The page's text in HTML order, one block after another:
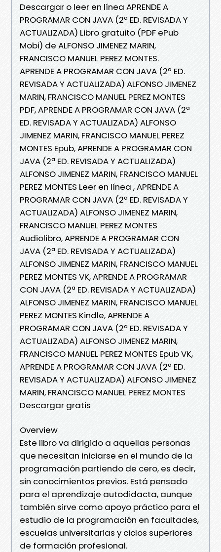
Descargar o leer en línea APRENDE A
PROGRAMAR CON JAVA (2ª ED. REVISADA Y
ACTUALIZADA) Libro gratuito (PDF ePub
Mobi) de ALFONSO JIMENEZ MARIN,
FRANCISCO MANUEL PEREZ MONTES.
APRENDE A PROGRAMAR CON JAVA (2ª ED.
REVISADA Y ACTUALIZADA) ALFONSO JIMENEZ
MARIN, FRANCISCO MANUEL PEREZ MONTES
PDF, APRENDE A PROGRAMAR CON JAVA (2ª
ED. REVISADA Y ACTUALIZADA) ALFONSO
JIMENEZ MARIN, FRANCISCO MANUEL PEREZ
MONTES Epub, APRENDE A PROGRAMAR CON
JAVA (2ª ED. REVISADA Y ACTUALIZADA)
ALFONSO JIMENEZ MARIN, FRANCISCO MANUEL
PEREZ MONTES Leer en línea , APRENDE A
PROGRAMAR CON JAVA (2ª ED. REVISADA Y
ACTUALIZADA) ALFONSO JIMENEZ MARIN,
FRANCISCO MANUEL PEREZ MONTES
Audiolibro, APRENDE A PROGRAMAR CON
JAVA (2ª ED. REVISADA Y ACTUALIZADA)
ALFONSO JIMENEZ MARIN, FRANCISCO MANUEL
PEREZ MONTES VK, APRENDE A PROGRAMAR
CON JAVA (2ª ED. REVISADA Y ACTUALIZADA)
ALFONSO JIMENEZ MARIN, FRANCISCO MANUEL
PEREZ MONTES Kindle, APRENDE A
PROGRAMAR CON JAVA (2ª ED. REVISADA Y
ACTUALIZADA) ALFONSO JIMENEZ MARIN,
FRANCISCO MANUEL PEREZ MONTES Epub VK,
APRENDE A PROGRAMAR CON JAVA (2ª ED.
REVISADA Y ACTUALIZADA) ALFONSO JIMENEZ
MARIN, FRANCISCO MANUEL PEREZ MONTES
Descargar gratis
Overview
Este libro va dirigido a aquellas personas
que necesitan iniciarse en el mundo de la
programación partiendo de cero, es decir,
sin conocimientos previos. Está pensado
para el aprendizaje autodidacta, aunque
también sirve como apoyo práctico para el
estudio de la programación en facultades,
escuelas universitarias y ciclos superiores
de formación profesional.